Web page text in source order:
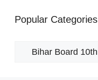
Popular Categories
Popular